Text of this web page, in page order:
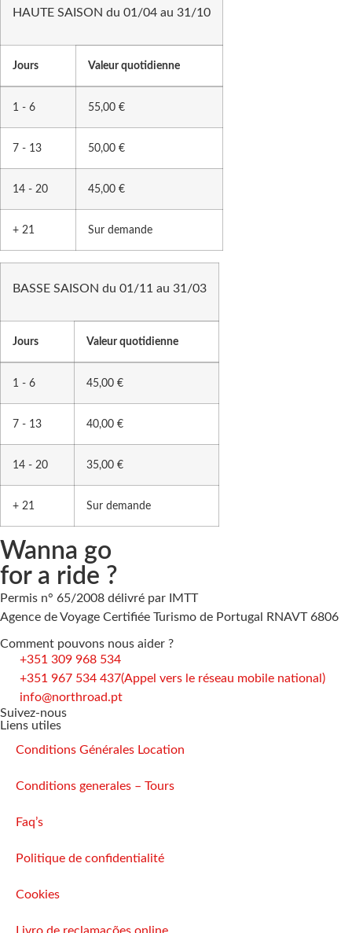
HAUTE SAISON du 01/04 au 31/10
Jours Valeur quotidienne
1 - 6 55,00 €
7 - 13 50,00 €
14 - 20 45,00 €
+ 21 Sur demande
BASSE SAISON du 01/11 au 31/03
Jours Valeur quotidienne
1 - 6 45,00 €
7 - 13 40,00 €
14 - 20 35,00 €
+ 21 Sur demande
Wanna go
for a ride ?
Permis n° 65/2008 délivré par IMTT
Agence de Voyage Certifiée Turismo de Portugal RNAVT 6806
Comment pouvons nous aider ?
+351 309 968 534
+351 967 534 437(Appel vers le réseau mobile national)
info@northroad.pt
Suivez-nous
Liens utiles
Conditions Générales Location
Conditions generales – Tours
Faq’s
Politique de confidentialité
Cookies